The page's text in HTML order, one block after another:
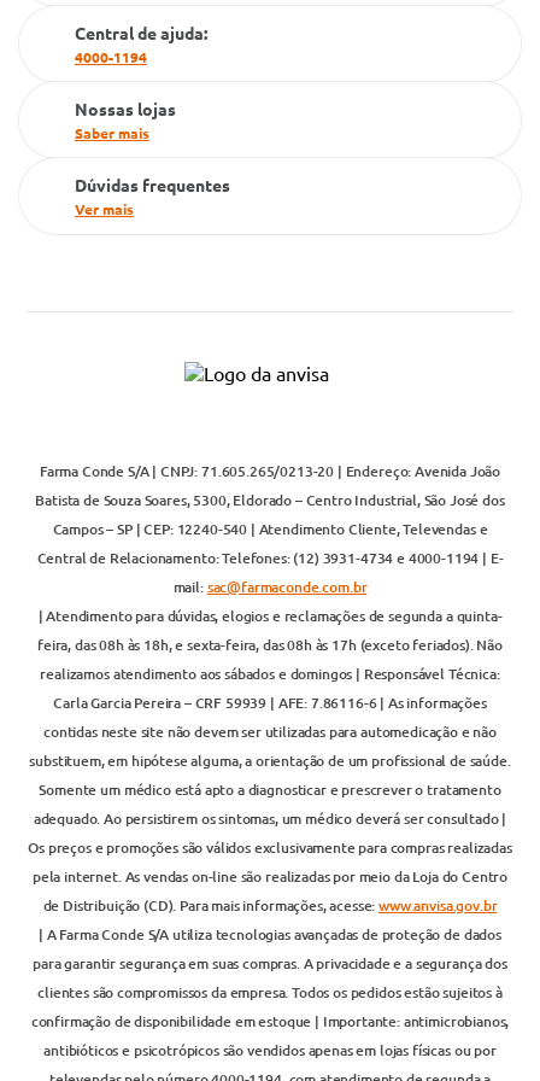
Cartão Grupo Conde
Televendas
Central de ajuda:
4000-1194
Nossas lojas
Saber mais
Dúvidas frequentes
Ver mais
Farma Conde S/A | CNPJ: 71.605.265/0213-20 | Endereço: Avenida João
Batista de Souza Soares, 5300, Eldorado – Centro Industrial, São José dos
Campos – SP | CEP: 12240-540 | Atendimento Cliente, Televendas e
Central de Relacionamento: Telefones: (12) 3931-4734 e 4000-1194 | E-
mail:sac@farmaconde.com.br
| Atendimento para dúvidas, elogios e reclamações de segunda a quinta-
feira, das 08h às 18h, e sexta-feira, das 08h às 17h (exceto feriados). Não
realizamos atendimento aos sábados e domingos | Responsável Técnica:
Carla Garcia Pereira – CRF 59939 | AFE: 7.86116-6 | As informações
contidas neste site não devem ser utilizadas para automedicação e não
substituem, em hipótese alguma, a orientação de um profissional de saúde.
Somente um médico está apto a diagnosticar e prescrever o tratamento
adequado. Ao persistirem os sintomas, um médico deverá ser consultado |
Os preços e promoções são válidos exclusivamente para compras realizadas
pela internet. As vendas on-line são realizadas por meio da Loja do Centro
de Distribuição (CD). Para mais informações, acesse:www.anvisa.gov.br
| A Farma Conde S/A utiliza tecnologias avançadas de proteção de dados
para garantir segurança em suas compras. A privacidade e a segurança dos
clientes são compromissos da empresa. Todos os pedidos estão sujeitos à
confirmação de disponibilidade em estoque | Importante: antimicrobianos,
antibióticos e psicotrópicos são vendidos apenas em lojas físicas ou por